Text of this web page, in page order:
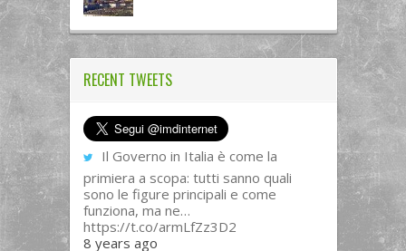
RECENT TWEETS
Il Governo in Italia è come la
primiera a scopa: tutti sanno quali
sono le figure principali e come
funziona, ma ne…
https://t.co/armLfZz3D2
8 years ago